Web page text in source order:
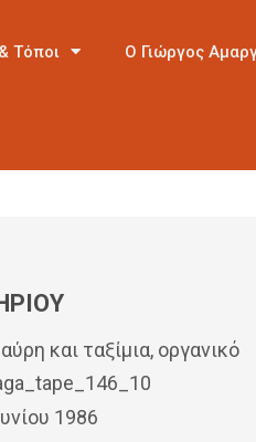
Τόποι Ο Γιώργος
και ταξίμια, οργανικό
1986